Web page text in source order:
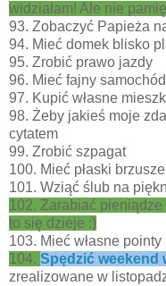
widziałam! Ale nie
93. Zobaczyć Papieża
94. Mieć domek blisko
95. Zrobić prawo jazdy
96. Mieć fajny samochód
97. Kupić własne
98. Żeby jakieś moje
cytatem
99. Zrobić szpagat
100. Mieć płaski
101. Wziąć ślub na
102. Zarabiać
to się dzieje :)
103. Mieć własne
104. Spędzić weekend
zrealizowane w